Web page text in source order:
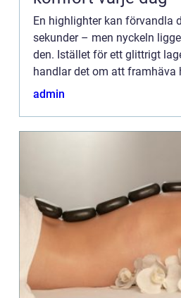
En highlighter kan förvandla
sekunder – men nyckeln
den. Istället för ett glittrigt
handlar det om att framhäva
N&...
admin